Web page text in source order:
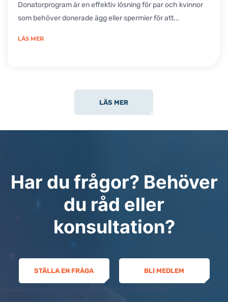
LÄS MER
Donatorprogram är en effektiv lösning för par och kvinnor
som behöver donerade ägg eller spermier för att...
LÄS MER
Har du frågor? Behöver
du råd eller
konsultation?
STÄLLA EN FRÅGA BLI MEDLEM